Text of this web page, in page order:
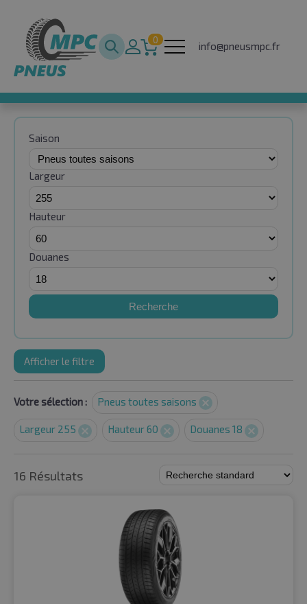
0
info@pneusmpc.fr
Saison
Largeur
Hauteur
Douanes
Recherche
Afficher le filtre
Votre sélection : Pneus toutes saisons
Largeur 255 Hauteur 60 Douanes 18
16 Résultats